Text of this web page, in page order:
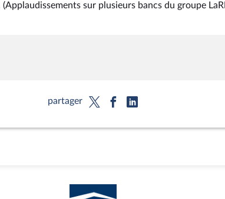
sur plusieurs bancs du groupe
partager